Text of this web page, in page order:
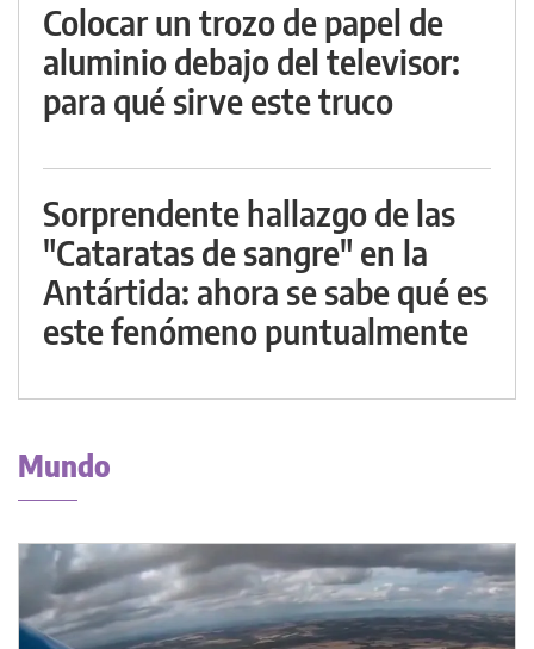
Colocar un trozo de papel de
aluminio debajo del televisor:
para qué sirve este truco
Sorprendente hallazgo de las
"Cataratas de sangre" en la
Antártida: ahora se sabe qué es
este fenómeno puntualmente
Mundo